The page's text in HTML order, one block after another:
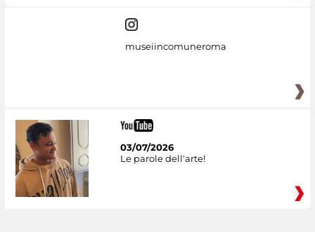
museiincomuneroma
03/07/2026
Le parole dell'arte!